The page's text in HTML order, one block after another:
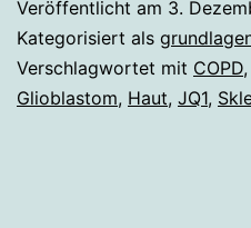
Veröffentlicht am 3.
Kategorisiert als
Verschlagwortet mit COPD,
Glioblastom, Haut, JQ1,